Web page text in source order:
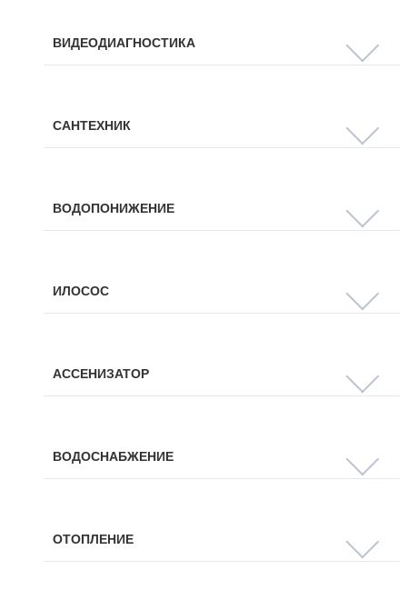
ВИДЕОДИАГНОСТИКА
САНТЕХНИК
ВОДОПОНИЖЕНИЕ
ИЛОСОС
АССЕНИЗАТОР
ВОДОСНАБЖЕНИЕ
ОТОПЛЕНИЕ